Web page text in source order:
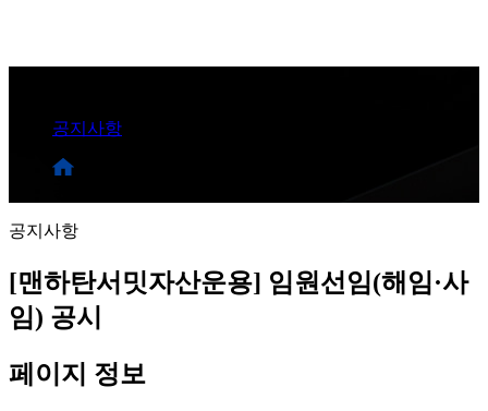
공지사항
공지사항
[맨하탄서밋자산운용] 임원선임(해임·사
임) 공시
페이지 정보